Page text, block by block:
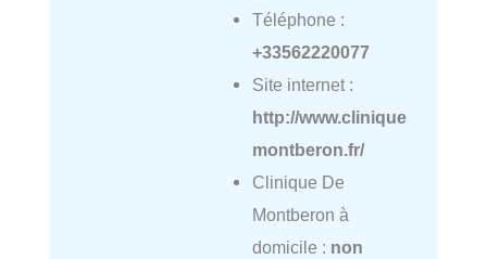
Téléphone :
+33562220077
Site internet :
http://www.clinique
montberon.fr/
Clinique De
Montberon à
domicile : non